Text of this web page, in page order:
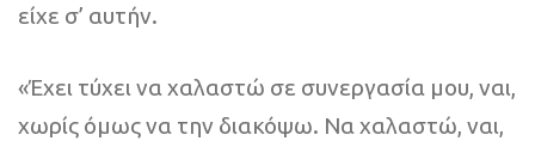
είχε σ’ αυτήν.
«Έχει τύχει να χαλαστώ σε συνεργασία μου, ναι,
χωρίς όμως να την διακόψω. Να χαλαστώ, ναι,